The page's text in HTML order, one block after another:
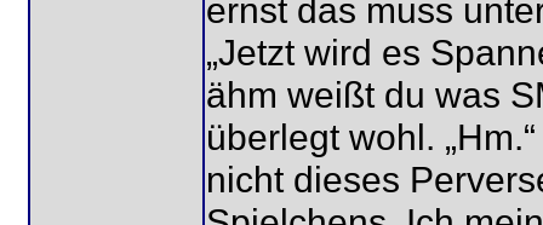
ernst das muss
„Jetzt wird es
ähm weißt du was
überlegt wohl.
nicht dieses